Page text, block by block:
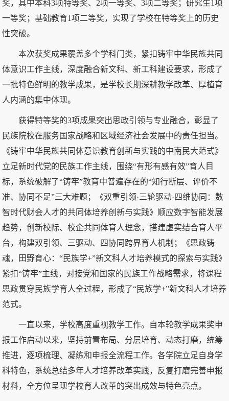
奖，其中本科3项特等奖、2项一等奖、3项二等奖；研究生1项
一等奖；基础教育1项二等奖，实现了学校在特等奖上的历史
性突破。
本次获奖成果覆盖多个学科门类，紧扣铸牢中华民族共同
体意识工作主线，深度融合新文科、新工科建设要求，形成了
一批特色鲜明的教学成果，是学校长期深耕教学改革、厚植育
人内涵的集中体现。
获得特等奖的3项成果突出思政引领与专业融合，彰显了
民族院校在服务国家战略和区域经济社会发展中的责任担当。
《铸牢中华民族共同体意识教育创新与实践的中南民大范式》
立足新时代党的民族工作主线，围绕“有形有感有效”育人目
标，系统破解了“铸牢”教育中普遍存在的“知行断层、评价不
准、协同不足”三大难题；《双重引领·三轮驱动·四维协同：数
智时代财会人才的共同体培养创新与实践》顺应数字智能发展
趋势，创新校际、校企共同体育人理念，搭建虚实结合育人平
台，构建双引领、三驱动、四协同跨界育人机制；《思政铸
魂，田野育心：“民族学+”新文科人才培养模式的探索与实践》
紧扣“铸牢”主线，对接党和国家的民族工作战略需求，将课程
思政贯穿民族学育人全过程，形成了“民族学+”新文科人才培养
范式。
一直以来，学校高度重视教学工作。自本轮教学成果奖申
报工作启动以来，坚持前置布局、分层培育、动态打磨，统筹
推进，逐项梳理、凝练和申报全流程工作。各学院立足自身学
科特色，系统总结多年人才培养改革实践，反复打磨完善申报
材料，全方位呈现学校育人改革的突出成效与特色亮点。